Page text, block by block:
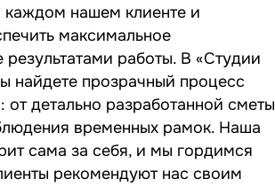
нашем клиенте и
максимальное
результатами работы. В «Студии
найдете прозрачный процесс
от детально разработанной сметы
временных рамок. Наша
сама за себя, и мы гордимся
рекомендуют нас своим